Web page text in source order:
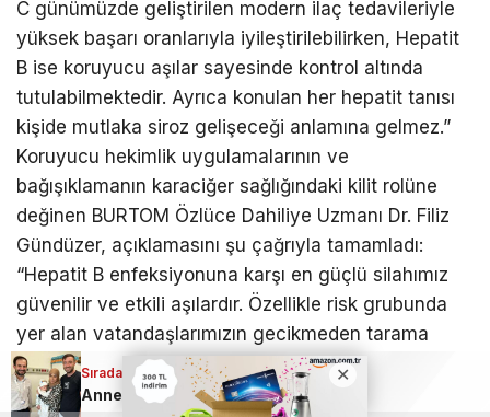
C günümüzde geliştirilen modern ilaç tedavileriyle
yüksek başarı oranlarıyla iyileştirilebilirken, Hepatit
B ise koruyucu aşılar sayesinde kontrol altında
tutulabilmektedir. Ayrıca konulan her hepatit tanısı
kişide mutlaka siroz gelişeceği anlamına gelmez.”
Koruyucu hekimlik uygulamalarının ve
bağışıklamanın karaciğer sağlığındaki kilit rolüne
değinen BURTOM Özlüce Dahiliye Uzmanı Dr. Filiz
Gündüzer, açıklamasını şu çağrıyla tamamladı:
“Hepatit B enfeksiyonuna karşı en güçlü silahımız
güvenilir ve etkili aşılardır. Özellikle risk grubunda
yer alan vatandaşlarımızın gecikmeden tarama
testlerini yaptırmaları, bağışıklık durumlarını kontrol
ettirmeleri ve gerekli hallerde vakit kaybetmeksizin
Sıradaki Haber